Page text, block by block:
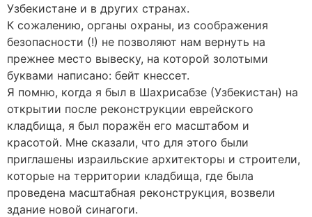
Узбекистане и в других странах.
К сожалению, органы охраны, из соображения
безопасности (!) не позволяют нам вернуть на
прежнее место вывеску, на которой золотыми
буквами написано: бейт кнессет.
Я помню, когда я был в Шахрисабзе (Узбекистан) на
открытии после реконструкции еврейского
кладбища, я был поражён его масштабом и
красотой. Мне сказали, что для этого были
приглашены израильские архитекторы и строители,
которые на территории кладбища, где была
проведена масштабная реконструкция, возвели
здание новой синагоги.